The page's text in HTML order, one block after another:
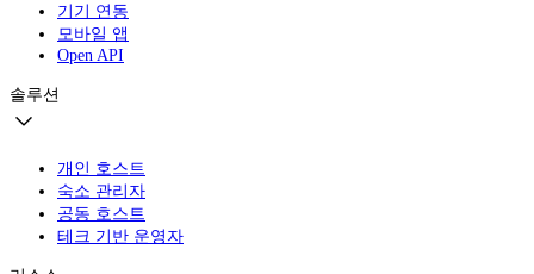
기기 연동
모바일 앱
Open API
솔루션
개인 호스트
숙소 관리자
공동 호스트
테크 기반 운영자